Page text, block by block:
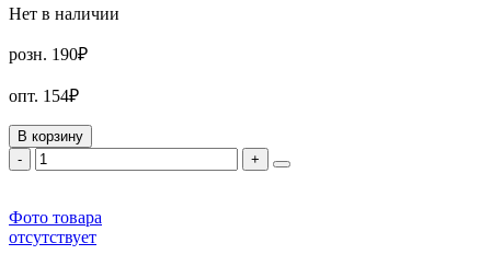
Нет в наличии
розн. 190₽
опт. 154₽
В корзину
-
+
Фото товара
отсутствует